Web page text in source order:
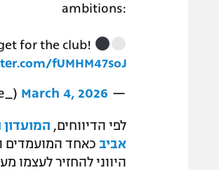
ambitions:
for the club!
fUMHM47soJ
— Basketball Sphere (@BSphere_)
March 4, 2026
לפי הדיווחים,
אביב כאחד המועמדים
היווני להחזיר